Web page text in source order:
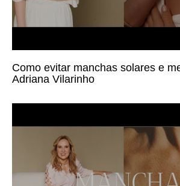
Como evitar manchas solares e
Adriana Vilarinho